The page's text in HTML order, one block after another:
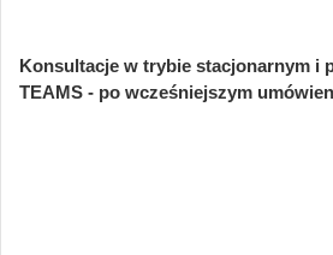
Konsultacje w trybie stacjonarnym i
TEAMS - po wcześniejszym